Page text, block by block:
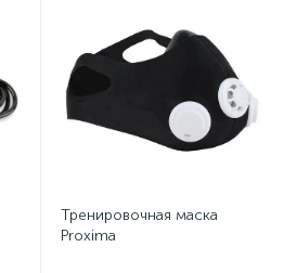
Тренировочная маска
Proxima